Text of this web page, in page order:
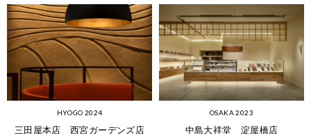
HYOGO 2024
三田屋本店 西宮ガーデンズ店
OSAKA 2023
中島大祥堂 淀屋橋店